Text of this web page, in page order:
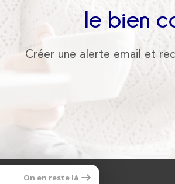
le bien
Créer une alerte email et
On en reste là